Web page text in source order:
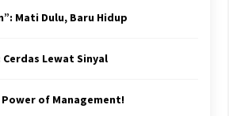
Mati Dulu, Baru Hidup
Lewat Sinyal
Power of Management!